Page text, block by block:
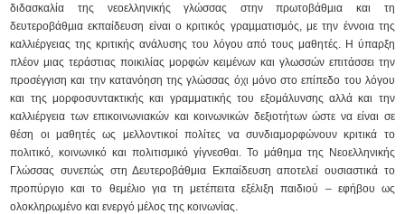
διδασκαλία της νεοελληνικής γλώσσας στην πρωτοβάθµια και τη
δευτεροβάθµια εκπαίδευση είναι ο κριτικός γραµµατισµός, με την έννοια της
καλλιέργειας της κριτικής ανάλυσης του λόγου από τους μαθητές. H ύπαρξη
πλέον μιας τεράστιας ποικιλίας μορφών κειμένων και γλωσσών επιτάσσει την
προσέγγιση και την κατανόηση της γλώσσας όχι μόνο στο επίπεδο του λόγου
και της μορφοσυντακτικής και γραμματικής του εξομάλυνσης αλλά και την
καλλιέργεια των επικοινωνιακών και κοινωνικών δεξιοτήτων ώστε να είναι σε
θέση οι μαθητές ως μελλοντικοί πολίτες να συνδιαμορφώνουν κριτικά το
πολιτικό, κοινωνικό και πολιτισμικό γίγνεσθαι. Το μάθημα της Νεοελληνικής
Γλώσσας συνεπώς στη Δευτεροβάθμια Εκπαίδευση αποτελεί ουσιαστικά το
προπύργιο και το θεμέλιο για τη μετέπειτα εξέλιξη παιδιού – εφήβου ως
ολοκληρωμένο και ενεργό μέλος της κοινωνίας.